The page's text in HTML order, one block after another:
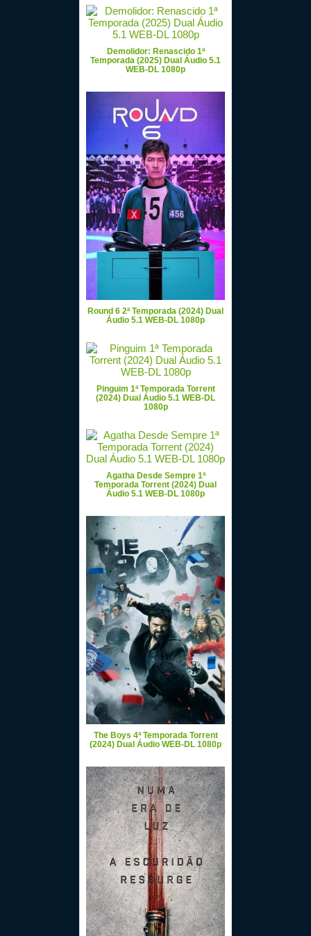
Demolidor: Renascido 1ª
Temporada (2025) Dual Áudio 5.1
WEB-DL 1080p
Round 6 2ª Temporada (2024) Dual
Áudio 5.1 WEB-DL 1080p
Pinguim 1ª Temporada Torrent
(2024) Dual Áudio 5.1 WEB-DL
1080p
Agatha Desde Sempre 1ª
Temporada Torrent (2024) Dual
Áudio 5.1 WEB-DL 1080p
The Boys 4ª Temporada Torrent
(2024) Dual Áudio WEB-DL 1080p